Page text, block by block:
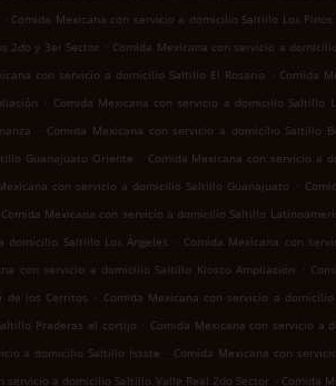
. Comida Mexicana con servicio a domicilio Saltillo Los Pinos
2do y 3er Sector . Comida Mexicana con servicio a
con servicio a domicilio Saltillo El Rosario . Comida
. Comida Mexicana con servicio a domicilio Saltillo
. Comida Mexicana con servicio a domicilio Saltillo
Guanajuato Oriente . Comida Mexicana con servicio a
con servicio a domicilio Saltillo Guanajuato .
Comida Mexicana con servicio a domicilio Saltillo
domicilio Saltillo Los Ángeles . Comida Mexicana con
con servicio a domicilio Saltillo Kiosco Ampliación .
de los Cerritos . Comida Mexicana con servicio a
Praderas el cortijo . Comida Mexicana con servicio a
a domicilio Saltillo Issste . Comida Mexicana con
servicio a domicilio Saltillo Valle Real 2do Sector . Comida